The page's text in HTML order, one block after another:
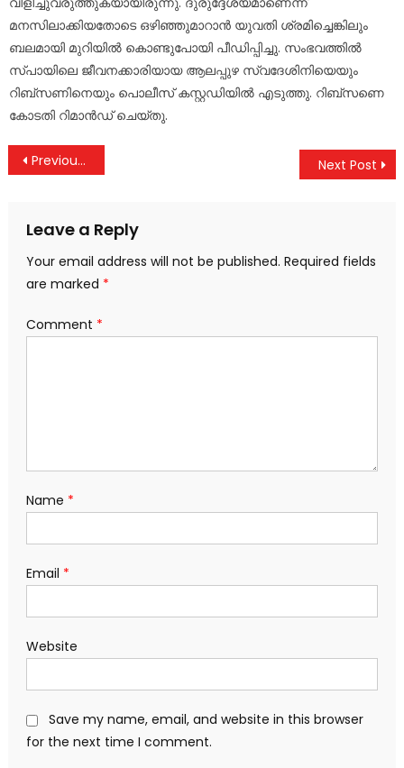
മനസിലാക്കിയതോടെ ഒഴിഞ്ഞുമാറാൻ യുവതി ശ്രമിച്ചെങ്കിലും
ബലമായി മുറിയില്‍ കൊണ്ടുപോയി പീഡിപ്പിച്ചു. സംഭവത്തില്‍
സ്പായിലെ ജീവനക്കാരിയായ ആലപ്പുഴ സ്വദേശിനിയെയും
റിബ്സണിനെയും പൊലീസ് കസ്റ്റഡിയില്‍ എടുത്തു. റിബ്സണെ
കോടതി റിമാൻഡ് ചെയ്തു.
Post
Previous Post Next Post
Leave a Reply
Your email address will not be published. Required fields
are marked *
Comment *
Name *
Email *
Website
Save my name, email, and website in this browser
for the next time I comment.